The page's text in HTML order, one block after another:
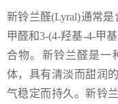
新铃兰醛(Lyral)通常是
甲醛和3-(4-羟基-4-甲
合物。新铃兰醛是一
体，具有清淡而甜润
气稳定而持久。新铃